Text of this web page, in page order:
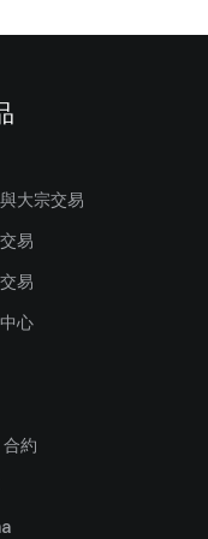
大宗交易
易
易
心
合約